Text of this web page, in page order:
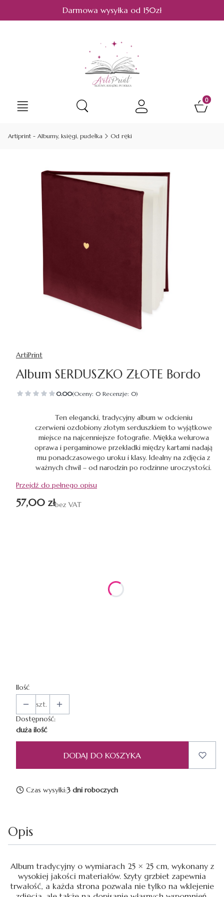
Darmowa wysyłka od 150zł
Otwórz wyszukiwarkę
Artiprint - Albumy, księgi, pudełka Od ręki
ArtiPrint
Album SERDUSZKO ZŁOTE Bordo
0.00(Oceny: 0 Recenzje: 0)
Ten elegancki, tradycyjny album w odcieniu
czerwieni ozdobiony złotym serduszkiem to wyjątkowe
miejsce na najcenniejsze fotografie. Miękka welurowa
oprawa i pergaminowe przekładki między kartami nadają
mu ponadczasowego uroku i klasy. Idealny na zdjęcia z
ważnych chwil – od narodzin po rodzinne uroczystości.
Przejdź do pełnego opisu
Cena
57,00 złbez VAT
Ilość
szt.
Dostępność:
duża ilość
DODAJ DO KOSZYKA
Czas wysyłki:3 dni roboczych
Opis
Album tradycyjny o wymiarach 25 × 25 cm, wykonany z
wysokiej jakości materiałów. Szyty grzbiet zapewnia
trwałość, a każda strona pozwala nie tylko na wklejenie